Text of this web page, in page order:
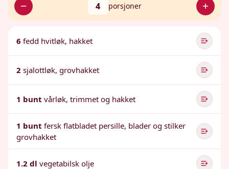
4 porsjoner
6 fedd hvitløk, hakket
2 sjalottløk, grovhakket
1 bunt vårløk, trimmet og hakket
1 bunt fersk flatbladet persille, blader og stilker
grovhakket
1.2 dl vegetabilsk olje